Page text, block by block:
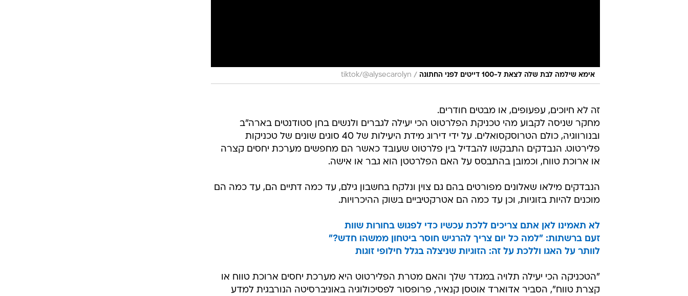
אימא שילמה לבת שלה לצאת ל-100 דייטים לפני החתונה /
tiktok/@alysecarolyn
זה לא חיוכים, עפעופים, או מבטים חודרים.
מחקר שניסה לקבוע מהי טכניקת הפלרטוט הכי יעילה לגברים ולנשים בחן סטודנטים בארה"ב
ובנורווגיה, כולם הטרוסקסואלים. על ידי דירוג מידת היעילות של 40 סוגים שונים של טכניקות
פלירטוט. הנבדקים התבקשו להבדיל בין פלרטוט שעובד כאשר הם מחפשים מערכת יחסים קצרה
או ארוכת טווח, וכמובן בהתבסס על האם הפלרטטן הוא גבר או אישה.
הנבדקים מילאו שאלונים מפורטים בהם גם צוין ונלקח בחשבון גילם, עד כמה דתיים הם, עד כמה הם
מוכנים להיות בזוגיות, וכן עד כמה הם אטרקטיביים בשוק ההיכרויות.
לא תאמינו לאן אתם צריכים ללכת עכשיו כדי לפגוש בחורות שוות
זעם ברשתות: "למה כל יום צריך להרגיש חוסר ביטחון ממשהו חדש?"
לוותר על האגו וללכת על זה: הזוגיות שניצלה בגלל חילופי זוגות
"הטכניקה הכי יעילה תלויה במגדר שלך והאם מטרת הפלירטוט היא מערכת יחסים ארוכת טווח או
קצרת טווח", הסביר אדוארד אוטסן קנאיר, פרופסור לפסיכולוגיה באוניברסיטה הנורבגית למדע